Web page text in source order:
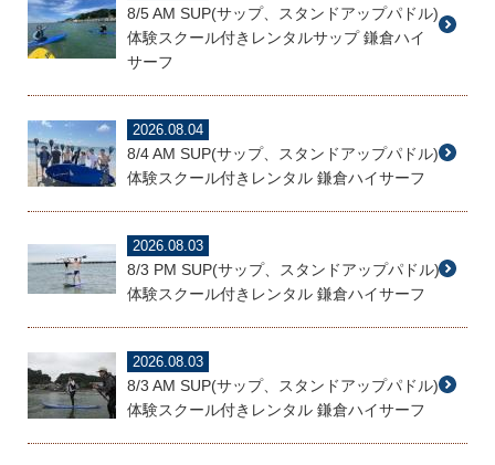
8/5 AM SUP(サップ、スタンドアップパドル)
体験スクール付きレンタルサップ 鎌倉ハイ
サーフ
2026.08.04
8/4 AM SUP(サップ、スタンドアップパドル)
体験スクール付きレンタル 鎌倉ハイサーフ
2026.08.03
8/3 PM SUP(サップ、スタンドアップパドル)
体験スクール付きレンタル 鎌倉ハイサーフ
2026.08.03
8/3 AM SUP(サップ、スタンドアップパドル)
体験スクール付きレンタル 鎌倉ハイサーフ